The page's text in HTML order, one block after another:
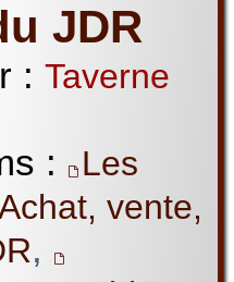
JDR
: Taverne
:
Les
vente,
,